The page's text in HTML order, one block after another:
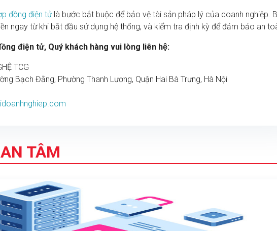
đồng điện tửlà bước bắt buộc để bảo vệ tài sản pháp lý của doanh nghiệp.
ngay từ khi bắt đầu sử dụng hệ thống, và kiểm tra định kỳ để đảm bảo an
điện tử, Quý khách hàng vui lòng liên hệ:
TCG
Bạch Đằng, Phường Thanh Lương, Quận Hai Bà Trưng, Hà Nội
TÂM